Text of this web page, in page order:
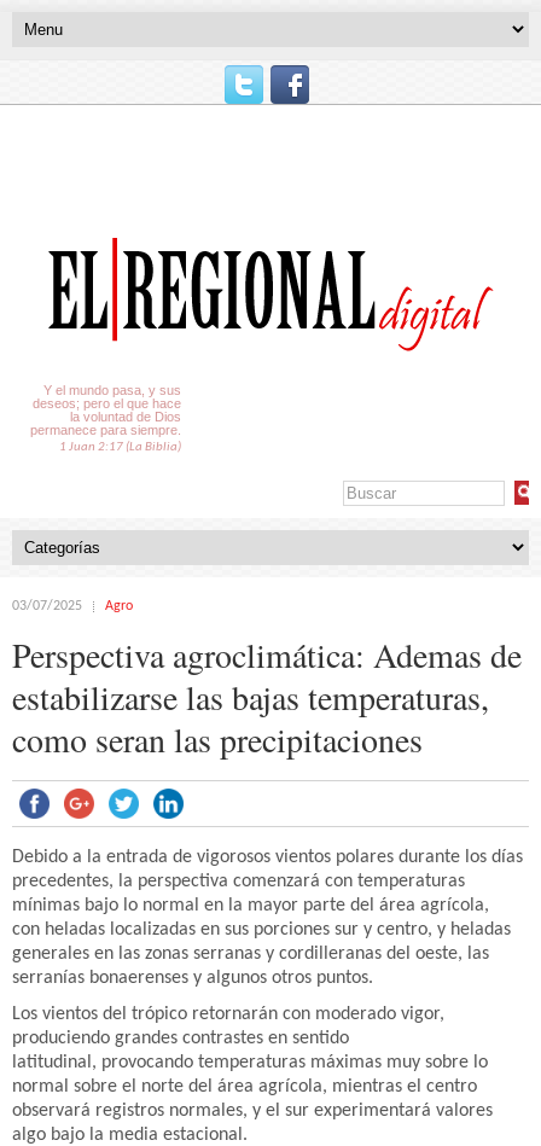
Y el mundo pasa, y sus
deseos; pero el que hace
la voluntad de Dios
permanece para siempre.
1 Juan 2:17 (La Biblia)
03/07/2025 Agro
Perspectiva agroclimática: Ademas de
estabilizarse las bajas temperaturas,
como seran las precipitaciones
Debido a la entrada de vigorosos vientos polares durante los días
precedentes, la perspectiva comenzará con temperaturas
mínimas bajo lo normal en la mayor parte del área agrícola,
con heladas localizadas en sus porciones sur y centro, y heladas
generales en las zonas serranas y cordilleranas del oeste, las
serranías bonaerenses y algunos otros puntos.
Los vientos del trópico retornarán con moderado vigor,
produciendo grandes contrastes en sentido
latitudinal, provocando temperaturas máximas muy sobre lo
normal sobre el norte del área agrícola, mientras el centro
observará registros normales, y el sur experimentará valores
algo bajo la media estacional.